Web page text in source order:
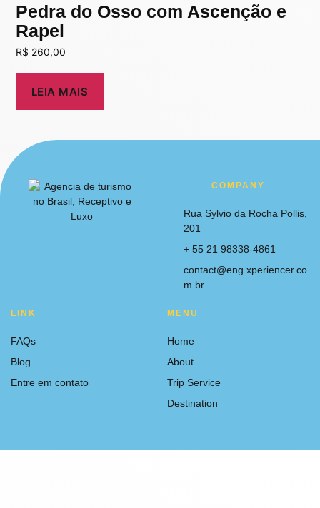
Pedra do Osso com Ascenção e
Rapel
R$ 260,00
LEIA MAIS
COMPANY
Rua Sylvio da Rocha Pollis,
201
+ 55 21 98338-4861
contact@eng.xperiencer.co
m.br
LINK
FAQs
Blog
Entre em contato
MENU
Home
About
Trip Service
Destination